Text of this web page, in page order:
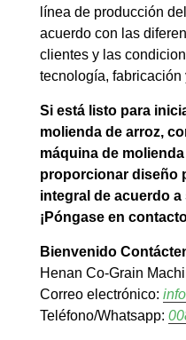
línea de producción
acuerdo con las
clientes y las
tecnología, fabricación
Si está listo para
molienda de arroz,
máquina de
proporcionar diseño
integral de acuerdo
¡Póngase en
Bienvenido
Henan Co-Grain
Correo electrónico:
Teléfono/Whatsapp: